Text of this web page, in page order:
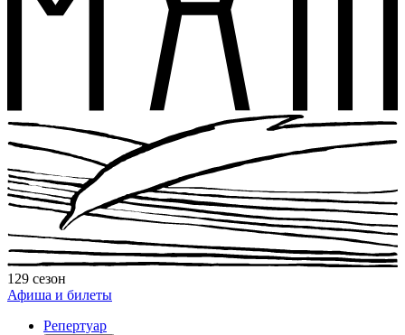
129 сезон
Афиша и билеты
Репертуар